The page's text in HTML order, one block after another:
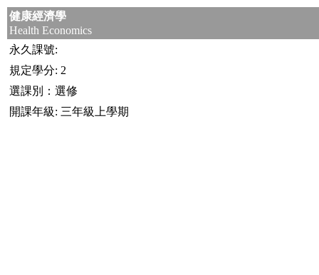
健康經濟學
Health Economics
永久課號:
規定學分: 2
選課別：選修
開課年級: 三年級上學期